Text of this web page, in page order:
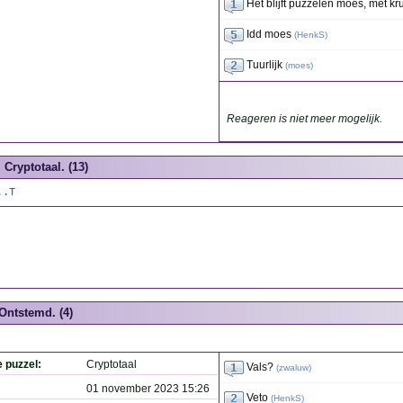
Het blijft puzzelen moes, met
Idd moes (HenkS)
Tuurlijk (moes)
Reageren is niet meer mogelijk.
Cryptotaal. (13)
(4)
puzzel:
Cryptotaal
01 november 2023 15:26
Vals? (zwaluw)
Veto (HenkS)